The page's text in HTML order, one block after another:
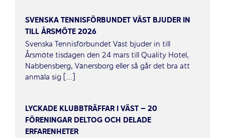
SVENSKA TENNISFÖRBUNDET VÄST BJUDER IN
TILL ÅRSMÖTE 2026
Svenska Tennisförbundet Väst bjuder in till
Årsmöte tisdagen den 24 mars till Quality Hotel,
Nabbensberg, Vänersborg eller så går det bra att
anmäla sig [...]
LYCKADE KLUBBTRÄFFAR I VÄST – 20
FÖRENINGAR DELTOG OCH DELADE
ERFARENHETER